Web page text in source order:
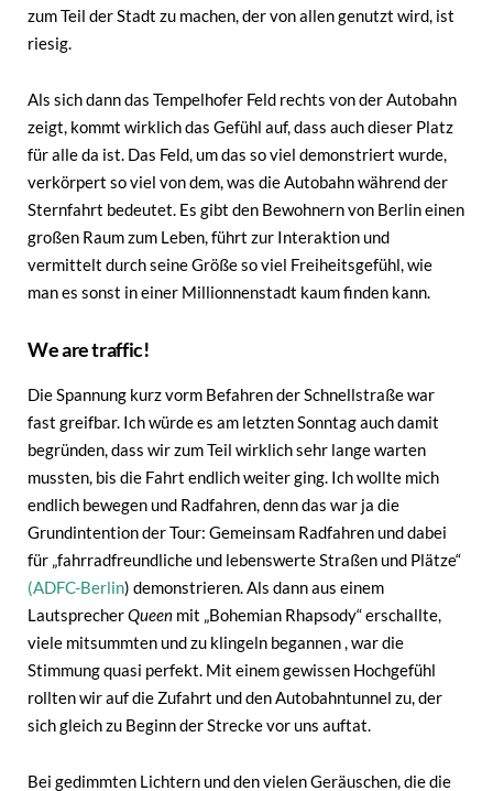
zum Teil der Stadt zu machen, der von allen genutzt wird, ist
riesig.
Als sich dann das Tempelhofer Feld rechts von der Autobahn
zeigt, kommt wirklich das Gefühl auf, dass auch dieser Platz
für alle da ist. Das Feld, um das so viel demonstriert wurde,
verkörpert so viel von dem, was die Autobahn während der
Sternfahrt bedeutet. Es gibt den Bewohnern von Berlin einen
großen Raum zum Leben, führt zur Interaktion und
vermittelt durch seine Größe so viel Freiheitsgefühl, wie
man es sonst in einer Millionnenstadt kaum finden kann.
We are traffic!
Die Spannung kurz vorm Befahren der Schnellstraße war
fast greifbar. Ich würde es am letzten Sonntag auch damit
begründen, dass wir zum Teil wirklich sehr lange warten
mussten, bis die Fahrt endlich weiter ging. Ich wollte mich
endlich bewegen und Radfahren, denn das war ja die
Grundintention der Tour: Gemeinsam Radfahren und dabei
für „fahrradfreundliche und lebenswerte Straßen und Plätze“
(ADFC-Berlin) demonstrieren. Als dann aus einem
LautsprecherQueen mit „Bohemian Rhapsody“ erschallte,
viele mitsummten und zu klingeln begannen , war die
Stimmung quasi perfekt. Mit einem gewissen Hochgefühl
rollten wir auf die Zufahrt und den Autobahntunnel zu, der
sich gleich zu Beginn der Strecke vor uns auftat.
Bei gedimmten Lichtern und den vielen Geräuschen, die die